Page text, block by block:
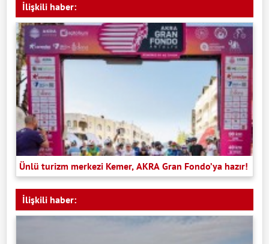
İlişkili haber:
Ünlü turizm merkezi Kemer, AKRA Gran Fondo’ya hazır!
İlişkili haber: